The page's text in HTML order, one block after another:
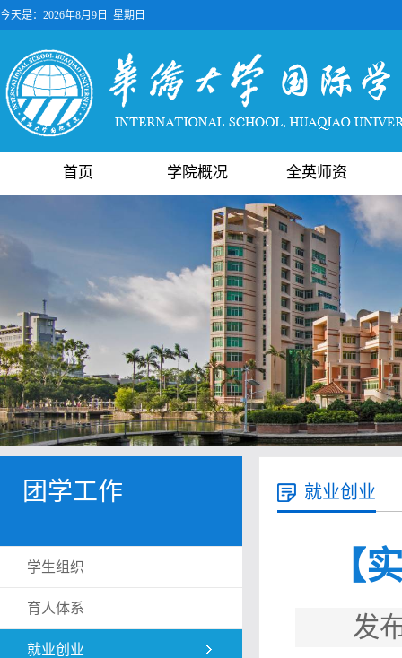
今天是： 2026年8月9日 星期日
首页 学院概况 全英师资
团学工作
学生组织
育人体系
就业创业
就业创业
【
发